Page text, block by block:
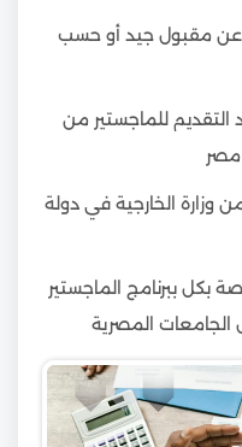
عن مقبول جيد أو حسب
التقديم للماجستير من
مصر
وزارة الخارجية في دولة
بكل ببرنامج الماجستير
المصرية